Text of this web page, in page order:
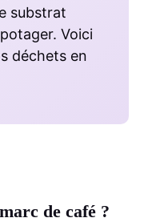
substrat
Voici
déchets en
de café ?